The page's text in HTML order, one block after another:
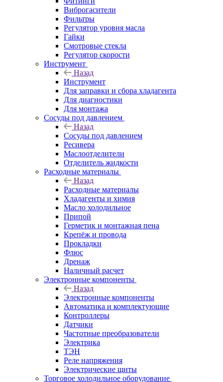
Виброгасители
Фильтры
Регулятор уровня масла
Гайки
Смотровые стекла
Регулятор скорости
Инструмент
Назад
Инструмент
Для заправки и сбора хладагента
Для диагностики
Для монтажа
Сосуды под давлением
Назад
Сосуды под давлением
Ресивера
Маслоотделители
Отделитель жидкости
Расходные материалы
Назад
Расходные материалы
Хладагенты и химия
Масло холодильное
Припой
Герметик и монтажная пена
Крепёж и провода
Прокладки
Флюс
Дренаж
Наличный расчет
Электронные компоненты
Назад
Электронные компоненты
Автоматика и комплектующие
Контроллеры
Датчики
Частотные преобразователи
Электрика
ТЭН
Реле напряжения
Электрические щиты
Торговое холодильное оборудование